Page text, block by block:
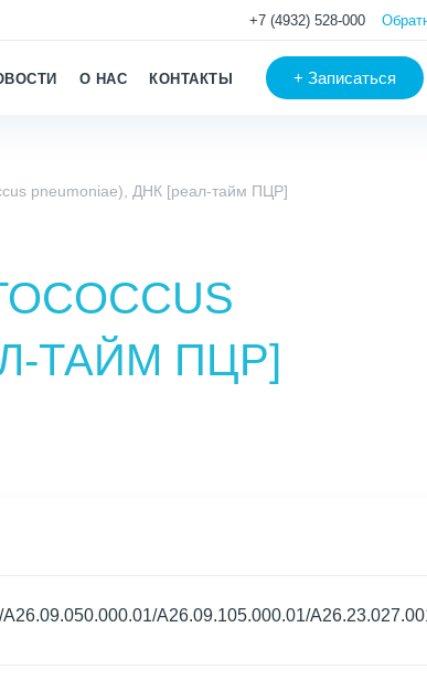
+7 (4932) 528-000
О НАС КОНТАКТЫ + Записаться
pneumoniae), ДНК [реал-тайм ПЦР]
ТАЙМ ПЦР]
A26.09.105.000.01/